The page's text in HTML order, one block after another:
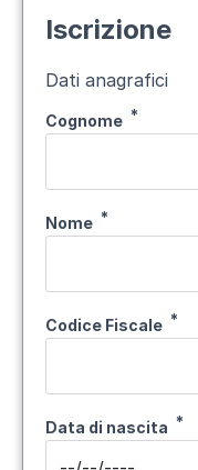
Iscrizione
Dati anagrafici
Cognome
Nome
Codice Fiscale
Data di nascita